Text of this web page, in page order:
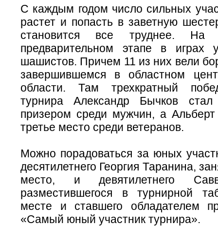
С каждым годом число сильных
растет и попасть в заветную
становится все труднее.
предварительном этапе в играх
шашистов. Причем 11 из них вели
завершившемся в областном
области. Там трехкратный
турнира Александр Бычков стал
призером среди мужчин, а
третье место среди ветеранов.
Можно порадоваться за юных
десятилетнего Георгия Таранина,
место, и девятилетнего
разместившегося в турнирной
месте и ставшего обладателем
«Самый юный участник турнира».